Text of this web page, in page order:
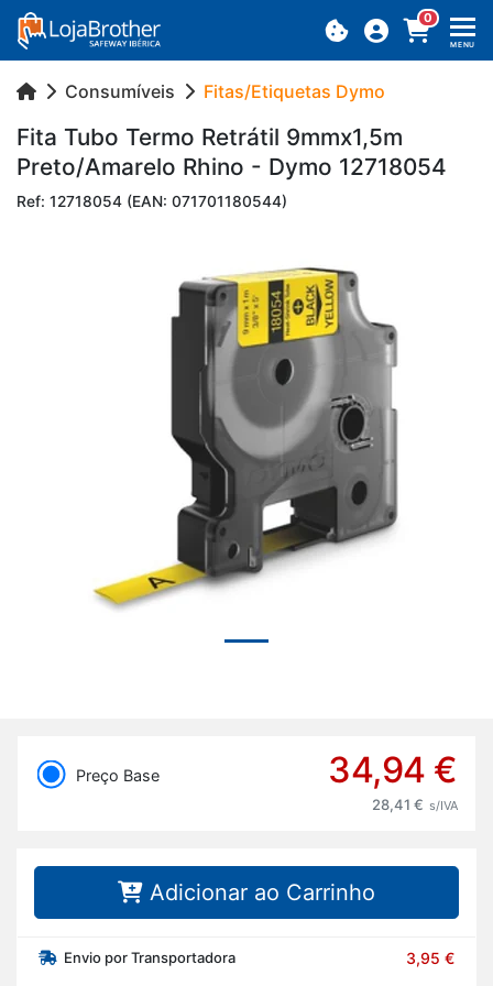
0
MENU
Consumíveis Fitas/Etiquetas Dymo
Fita Tubo Termo Re­trátil 9mmx1,5m
Preto/Ama­relo Rhino - Dymo 12718054
Ref: 12718054 (EAN: 071701180544)
Preço Base 34,94 €
28,41 € s/IVA
Adicionar ao Carrinho
Envio por Transportadora 3,95 €